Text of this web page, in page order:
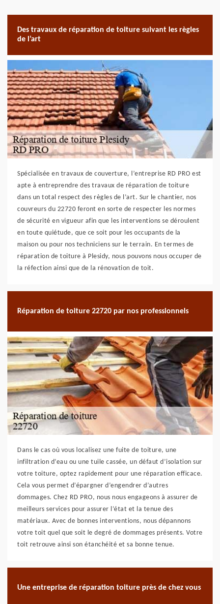
Des travaux de réparation de toiture suivant les règles
de l’art
Spécialisée en travaux de couverture, l’entreprise RD PRO est
apte à entreprendre des travaux de réparation de toiture
dans un total respect des règles de l’art. Sur le chantier, nos
couvreurs du 22720 feront en sorte de respecter les normes
de sécurité en vigueur afin que les interventions se déroulent
en toute quiétude, que ce soit pour les occupants de la
maison ou pour nos techniciens sur le terrain. En termes de
réparation de toiture à Plesidy, nous pouvons nous occuper de
la réfection ainsi que de la rénovation de toit.
Réparation de toiture 22720 par nos professionnels
Dans le cas où vous localisez une fuite de toiture, une
infiltration d’eau ou une tuile cassée, un défaut d’isolation sur
votre toiture, optez rapidement pour une réparation efficace.
Cela vous permet d’épargner d’engendrer d’autres
dommages. Chez RD PRO, nous nous engageons à assurer de
meilleurs services pour assurer l’état et la tenue des
matériaux. Avec de bonnes interventions, nous dépannons
votre toit quel que soit le degré de dommages présents. Votre
toit retrouve ainsi son étanchéité et sa bonne tenue.
Une entreprise de réparation toiture près de chez vous